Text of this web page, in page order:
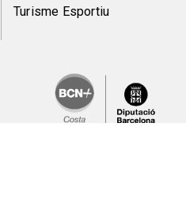
de
Turisme Esportiu